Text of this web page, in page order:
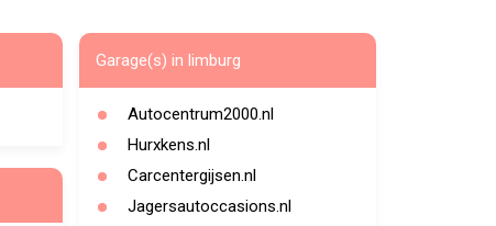
Garage(s) in limburg
Autocentrum2000.nl
Hurxkens.nl
Carcentergijsen.nl
Jagersautoccasions.nl